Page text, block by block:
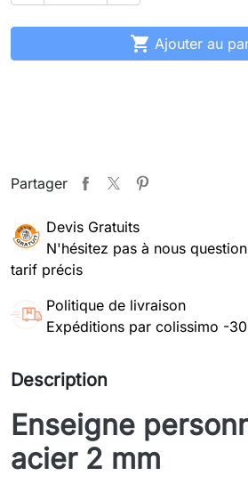
 Ajouter au
Partager
Devis Gratuits
N'hésitez pas à nous
tarif précis
Politique de livraison
Expéditions par colissimo -
Description
Enseigne
acier 2 mm